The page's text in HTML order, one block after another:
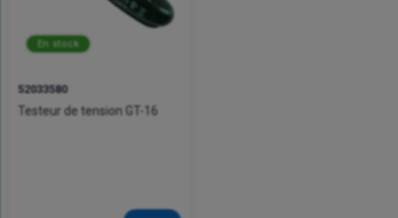
En stock
52033580
Testeur de tension GT-16